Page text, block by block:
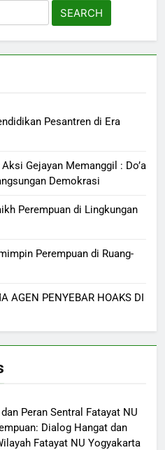
Pesantren di Era
Gejayan Memanggil : Do’a
Demokrasi
Perempuan di Lingkungan
Perempuan di Ruang-
AGEN PENYEBAR HOAKS DI
Peran Sentral Fatayat NU
Dialog Hangat dan
Fatayat NU Yogyakarta